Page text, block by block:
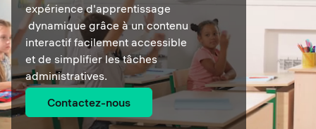
expérience d'apprentissage
dynamique grâce à un contenu
interactif facilement accessible
et de simplifier les tâches
administratives.
Contactez-nous